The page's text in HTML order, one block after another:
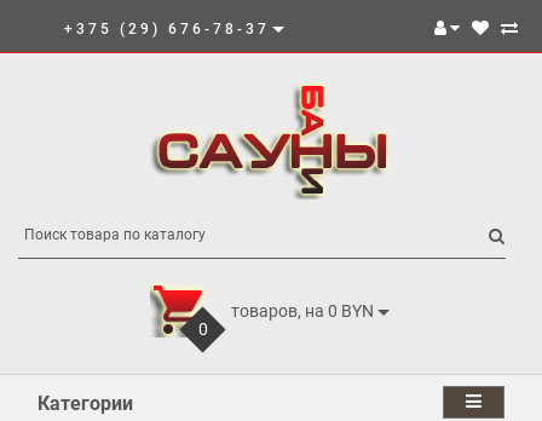
+375 (29) 676-78-37
0
товаров, на 0 BYN
Категории